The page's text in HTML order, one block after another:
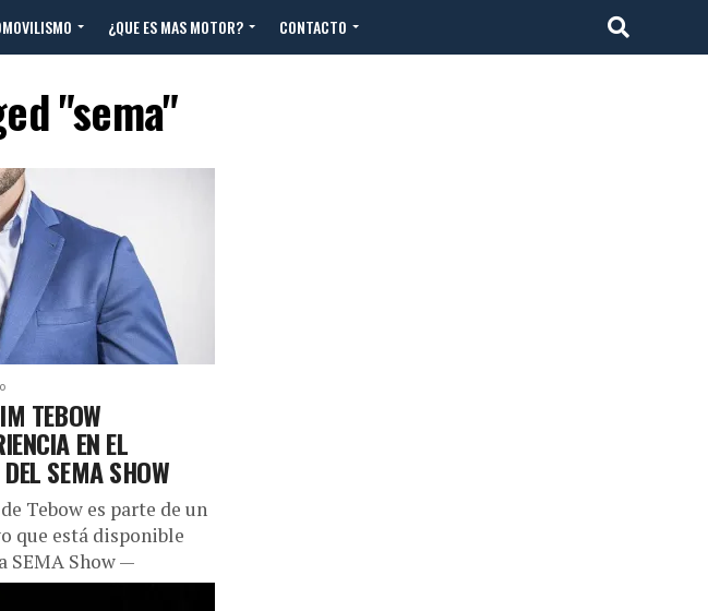
¿QUE ES MAS MOTOR? CONTACTO
"sema"
TEBOW
EN EL
SEMA SHOW
Tebow es parte de un
que está disponible
SEMA Show —